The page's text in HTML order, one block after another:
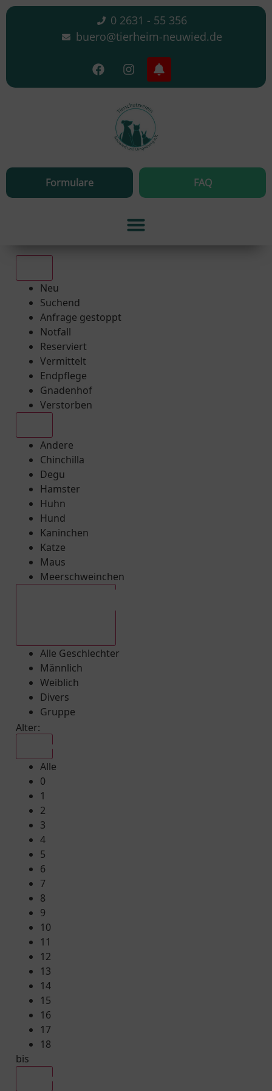
0 2631 - 55 356
buero@tierheim-neuwied.de
Formulare FAQ
Neu
Suchend
Anfrage gestoppt
Notfall
Reserviert
Vermittelt
Endpflege
Gnadenhof
Verstorben
Andere
Chinchilla
Degu
Hamster
Huhn
Hund
Kaninchen
Katze
Maus
Meerschweinchen
Alle Geschlechter
Männlich
Weiblich
Divers
Gruppe
Alter:
Alle
0
1
2
3
4
5
6
7
8
9
10
11
12
13
14
15
16
17
18
bis